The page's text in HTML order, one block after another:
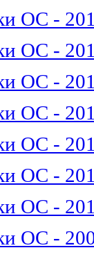
ОС -
ОС -
ОС -
ОС -
ОС -
ОС -
ОС -
ОС -